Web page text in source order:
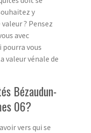
y
? Pensez
avec
pourra vous
valeur vénale de
Bézaudun-
06?
vers qui se